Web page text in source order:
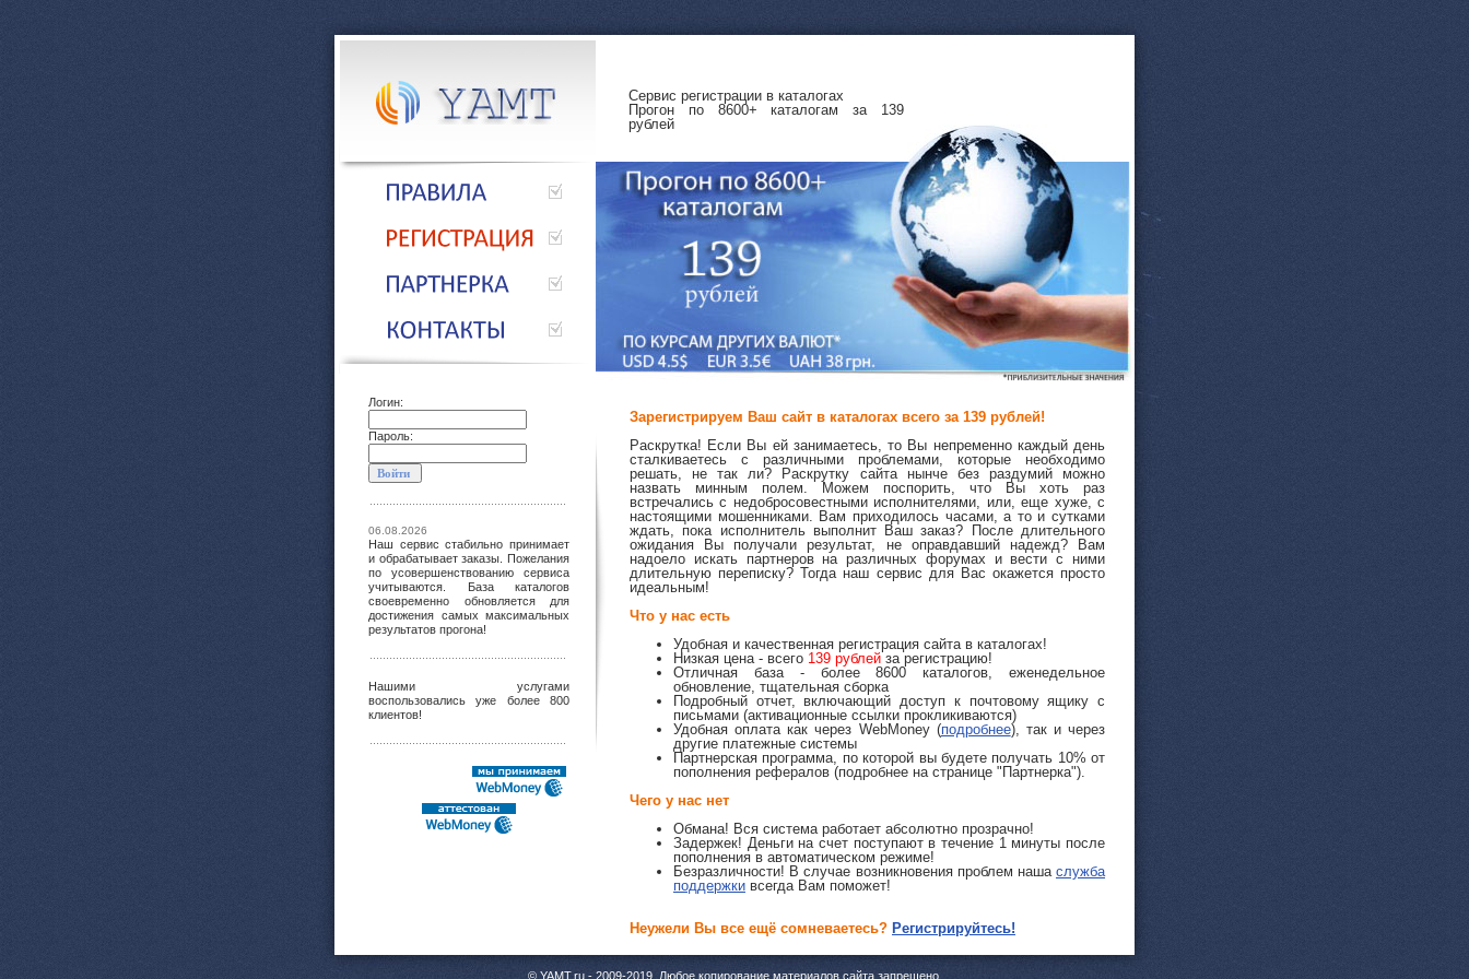
Сервис регистрации в каталогах
Прогон по 8600+ каталогам за 139
рублей
Логин:
Пароль:
06.08.2026
Наш сервис стабильно принимает
и обрабатывает заказы. Пожелания
по усовершенствованию сервиса
учитываются. База каталогов
своевременно обновляется для
достижения самых максимальных
результатов прогона!
Нашими услугами
воспользовались уже более 800
клиентов!
Зарегистрируем Ваш сайт в каталогах всего за 139 рублей!
Раскрутка! Если Вы ей занимаетесь, то Вы непременно каждый день
сталкиваетесь с различными проблемами, которые необходимо
решать, не так ли? Раскрутку сайта нынче без раздумий можно
назвать минным полем. Можем поспорить, что Вы хоть раз
встречались с недобросовестными исполнителями, или, еще хуже, с
настоящими мошенниками. Вам приходилось часами, а то и сутками
ждать, пока исполнитель выполнит Ваш заказ? После длительного
ожидания Вы получали результат, не оправдавший надежд? Вам
надоело искать партнеров на различных форумах и вести с ними
длительную переписку? Тогда наш сервис для Вас окажется просто
идеальным!
Что у нас есть
Удобная и качественная регистрация сайта в каталогах!
Низкая цена - всего 139 рублей за регистрацию!
Отличная база - более 8600 каталогов, еженедельное
обновление, тщательная сборка
Подробный отчет, включающий доступ к почтовому ящику с
письмами (активационные ссылки прокликиваются)
Удобная оплата как через WebMoney (подробнее), так и через
другие платежные системы
Партнерская программа, по которой вы будете получать 10% от
пополнения рефералов (подробнее на странице "Партнерка").
Чего у нас нет
Обмана! Вся система работает абсолютно прозрачно!
Задержек! Деньги на счет поступают в течение 1 минуты после
пополнения в автоматическом режиме!
Безразличности! В случае возникновения проблем наша служба
поддержки всегда Вам поможет!
Неужели Вы все ещё сомневаетесь? Регистрируйтесь!
© YAMT.ru - 2009-2019. Любое копирование материалов сайта запрещено.